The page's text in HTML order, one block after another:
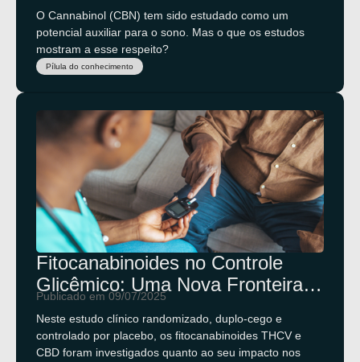
O Cannabinol (CBN) tem sido estudado como um
potencial auxiliar para o sono. Mas o que os estudos
mostram a esse respeito?
Pílula do conhecimento
Fitocanabinoides no Controle
Glicêmico: Uma Nova Fronteira
Terapêutica?
Publicado em 09/07/2025
Neste estudo clínico randomizado, duplo-cego e
controlado por placebo, os fitocanabinoides THCV e
CBD foram investigados quanto ao seu impacto nos